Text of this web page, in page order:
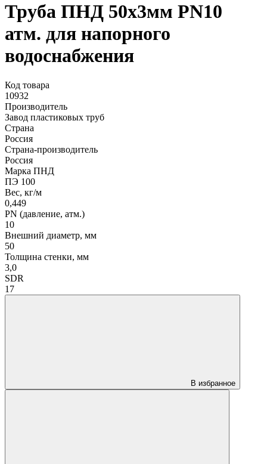
Труба ПНД 50х3мм PN10
атм. для напорного
водоснабжения
Код товара
10932
Производитель
Завод пластиковых труб
Страна
Россия
Страна-производитель
Россия
Марка ПНД
ПЭ 100
Вес, кг/м
0,449
PN (давление, атм.)
10
Внешний диаметр, мм
50
Толщина стенки, мм
3,0
SDR
17
В избранное